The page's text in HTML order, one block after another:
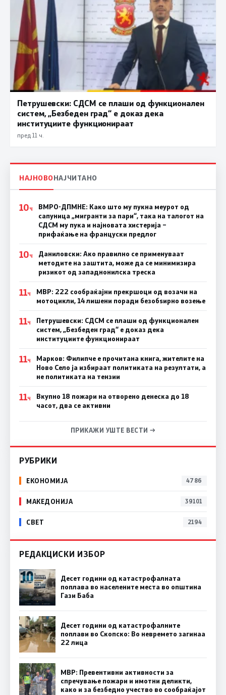
Петрушевски: СДСМ се плаши од функционален
систем, „Безбеден град“ е доказ дека
институциите функционираат
пред 11 ч.
НАЈНОВОНАЈЧИТАНО
10Ч
ВМРО-ДПМНЕ: Како што му пукна меурот од
сапуница „мигранти за пари“, така на талогот на
СДСМ му пука и најновата хистерија –
прифаќање на француски предлог
10Ч
Даниловски: Ако правилно се применуваат
методите на заштита, може да се минимизира
ризикот од западнонилска треска
11Ч
МВР: 222 сообраќајни прекршоци од возачи на
мотоцикли, 14 лишени поради безобѕирно возење
11Ч
Петрушевски: СДСМ се плаши од функционален
систем, „Безбеден град“ е доказ дека
институциите функционираат
11Ч
Марков: Филипче е прочитана книга, жителите на
Ново Село ја избираат политиката на резултати, а
не политиката на тензии
11Ч
Вкупно 18 пожари на отворено денеска до 18
часот, два се активни
ПРИКАЖИ УШТЕ ВЕСТИ →
РУБРИКИ
ЕКОНОМИЈА 4786
МАКЕДОНИЈА 39101
СВЕТ 2194
РЕДАКЦИСКИ ИЗБОР
Десет години од катастрофалната
поплава во населените места во општина
Гази Баба
Десет години од катастрофалните
поплави во Скопско: Во невремето загинаа
22 лица
МВР: Превентивни активности за
спречување пожари и имотни деликти,
како и за безбедно учество во сообраќајот